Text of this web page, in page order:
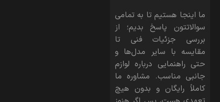
ما اینجا هستیم تا به تمامی
سوالاتتون پاسخ بدیم؛ از
بررسی جزئیات فنی تا
مقایسه با سایر مدل‌ها و
حتی راهنمایی درباره لوازم
جانبی مناسب. مشاوره ما
کاملاً رایگان و بدون هیچ